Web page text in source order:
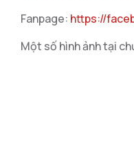
Fanpage: https://
Một số hình ảnh tại